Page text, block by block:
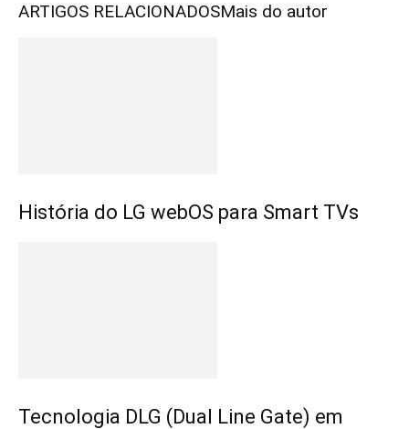
ARTIGOS RELACIONADOSMais do autor
História do LG webOS para Smart TVs
Tecnologia DLG (Dual Line Gate) em